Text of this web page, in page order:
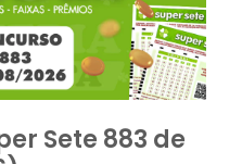
Sete 883 de